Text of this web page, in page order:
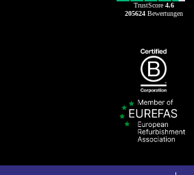
TrustScore 4.6
205624Bewertungen